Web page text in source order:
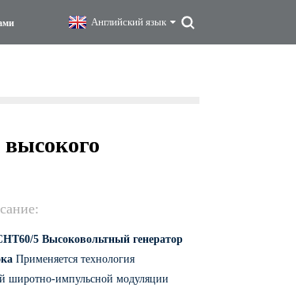
Английский язык
высокого
5 Высоковольтный генератор
Применяется технология
широтно-импульсной модуляции